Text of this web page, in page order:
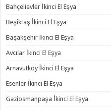
Bahçelievler İkinci El Eşya
Beşiktaş İkinci El Eşya
Başakşehir İkinci El Eşya
Avcılar İkinci El Eşya
Arnavutköy İkinci El Eşya
Esenler İkinci El Eşya
Gaziosmanpaşa İkinci El Eşya